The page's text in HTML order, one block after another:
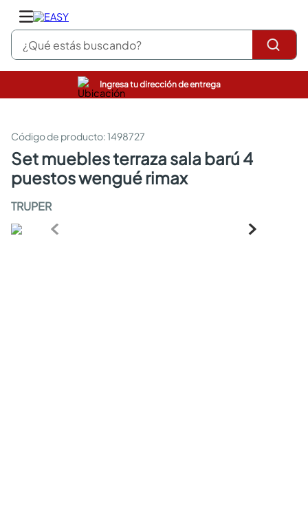
¿Qué estás buscando?
Ingresa tu dirección de entrega
:1498727
set muebles terraza sala barú 4
puestos wengué rimax
TRUPER
pinturas
sanitarios
comedor
escritorio
armarios closet
comedores